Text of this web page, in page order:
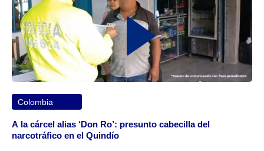
Colombia
A la cárcel alias ‘Don Ro’: presunto cabecilla del
narcotráfico en el Quindío